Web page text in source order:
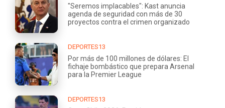
"Seremos implacables": Kast anuncia
agenda de seguridad con más de 30
proyectos contra el crimen organizado
DEPORTES13
Por más de 100 millones de dólares: El
fichaje bombástico que prepara Arsenal
para la Premier League
DEPORTES13